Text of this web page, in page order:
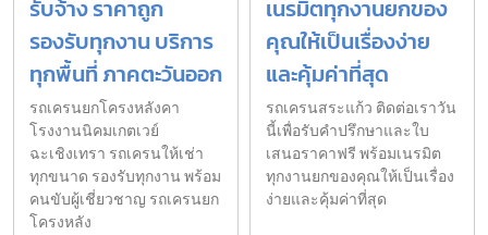
รับจ้าง ราคาถูก
รองรับทุกงาน บริการ
ทุกพื้นที่ ภาคตะวันออก
รถเครนยกโครงหลังคา
โรงงานนิคมเกตเวย์
ฉะเชิงเทรา รถเครนให้เช่า
ทุกขนาด รองรับทุกงาน พร้อม
คนขับผู้เชี่ยวชาญ รถเครนยก
โครงหลัง
เนรมิตทุกงานยกของ
คุณให้เป็นเรื่องง่าย
และคุ้มค่าที่สุด
รถเครนสระแก้ว ติดต่อเราวัน
นี้เพื่อรับคำปรึกษาและใบ
เสนอราคาฟรี พร้อมเนรมิต
ทุกงานยกของคุณให้เป็นเรื่อง
ง่ายและคุ้มค่าที่สุด